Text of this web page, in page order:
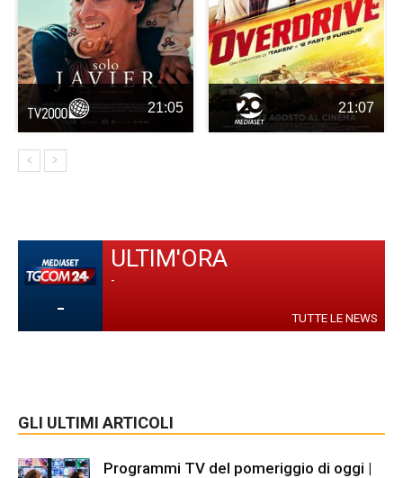
21:05 21:07
-
ULTIM'ORA
-
TUTTE LE NEWS
GLI ULTIMI ARTICOLI
Programmi TV del pomeriggio di oggi |